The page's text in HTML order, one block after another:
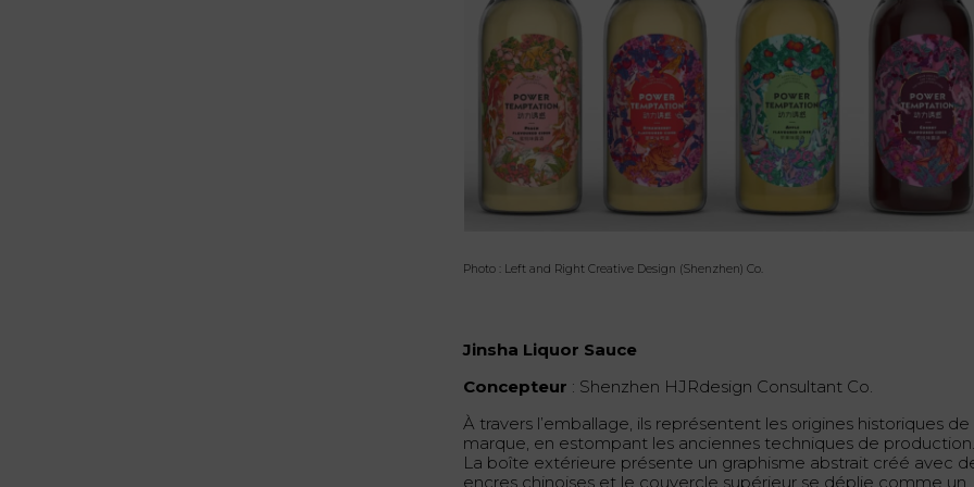
Photo : Left and Right Creative Design (Shenzhen) Co.
Jinsha Liquor Sauce
Concepteur : Shenzhen HJRdesign Consultant Co.
À travers l’emballage, ils représentent les origines historiques de
marque, en estompant les anciennes techniques de production.
La boîte extérieure présente un graphisme abstrait créé avec
encres chinoises et le couvercle supérieur se déplie comme un